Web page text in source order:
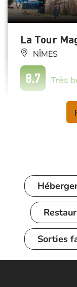
La Tour
NÎMES
8.7 Très
Sorties